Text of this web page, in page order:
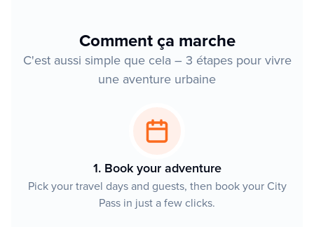
Comment ça marche
C'est aussi simple que cela – 3 étapes pour vivre
une aventure urbaine
1. Book your adventure
Pick your travel days and guests, then book your City
Pass in just a few clicks.